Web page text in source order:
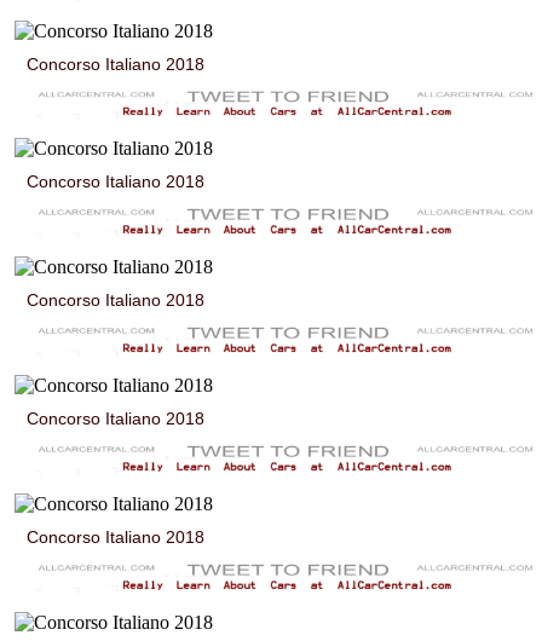
Concorso Italiano 2018
Concorso Italiano 2018
Concorso Italiano 2018
Concorso Italiano 2018
Concorso Italiano 2018